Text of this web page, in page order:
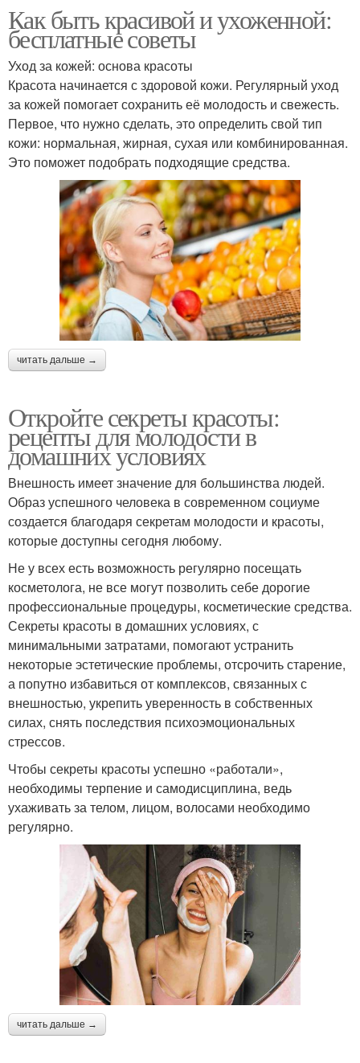
Как быть красивой и ухоженной:
бесплатные советы
Уход за кожей: основа красоты
Красота начинается с здоровой кожи. Регулярный уход
за кожей помогает сохранить её молодость и свежесть.
Первое, что нужно сделать, это определить свой тип
кожи: нормальная, жирная, сухая или комбинированная.
Это поможет подобрать подходящие средства.
читать дальше →
Откройте секреты красоты:
рецепты для молодости в
домашних условиях
Внешность имеет значение для большинства людей.
Образ успешного человека в современном социуме
создается благодаря секретам молодости и красоты,
которые доступны сегодня любому.
Не у всех есть возможность регулярно посещать
косметолога, не все могут позволить себе дорогие
профессиональные процедуры, косметические средства.
Секреты красоты в домашних условиях, с
минимальными затратами, помогают устранить
некоторые эстетические проблемы, отсрочить старение,
а попутно избавиться от комплексов, связанных с
внешностью, укрепить уверенность в собственных
силах, снять последствия психоэмоциональных
стрессов.
Чтобы секреты красоты успешно «работали»,
необходимы терпение и самодисциплина, ведь
ухаживать за телом, лицом, волосами необходимо
регулярно.
читать дальше →